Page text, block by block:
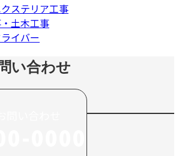
ステリア工事
土木工事
イバー
い合わせ